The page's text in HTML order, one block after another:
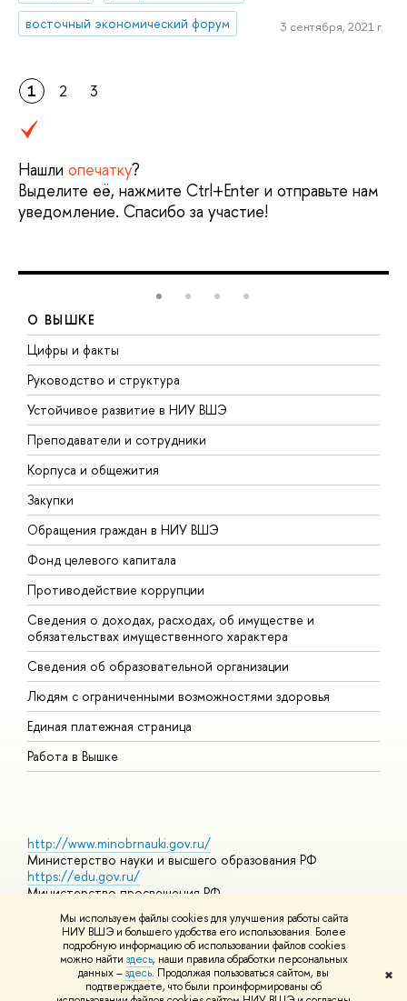
Мы используем файлы cookies для улучшения работы сайта
НИУ ВШЭ и большего удобства его использования. Более
подробную информацию об использовании файлов cookies
можно найти здесь, наши правила обработки персональных
данных –здесь. Продолжая пользоваться сайтом, вы
подтверждаете, что были проинформированы об
✖
восточный экономический форум
3 сентября, 2021 г.
1 2 3
Нашли опечатку?
Выделите её, нажмите Ctrl+Enter и отправьте нам
уведомление. Спасибо за участие!
О ВЫШКЕ
Цифры и факты
Руководство и структура
Устойчивое развитие в НИУ ВШЭ
Преподаватели и сотрудники
Корпуса и общежития
Закупки
Обращения граждан в НИУ ВШЭ
Фонд целевого капитала
Противодействие коррупции
Сведения о доходах, расходах, об имуществе и
обязательствах имущественного характера
Сведения об образовательной организации
Людям с ограниченными возможностями здоровья
Единая платежная страница
Работа в Вышке
http://www.minobrnauki.gov.ru/
Министерство науки и высшего образования РФ
https://edu.gov.ru/
Министерство просвещения РФ
https://elearning.hse.ru/mooc
Массовые открытые онлайн-курсы
© НИУ ВШЭ 1993–2026 Адреса и контактыУсловия
использования материалов Политика конфиденциальности